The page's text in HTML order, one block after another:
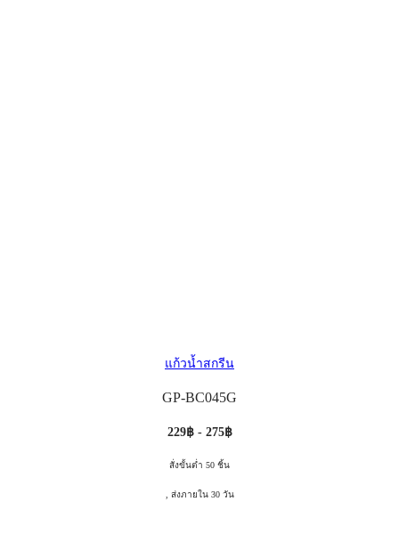
แก้วน้ำสกรีน
GP-BC045G
229฿ - 275฿
สั่งขั้นต่ำ 50 ชิ้น
, ส่งภายใน 30 วัน